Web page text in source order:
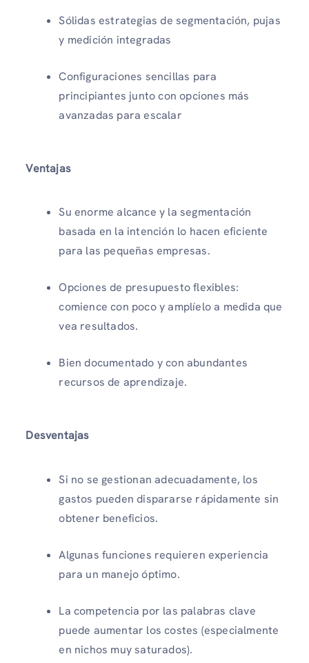
Sólidas estrategias de segmentación, pujas
y medición integradas
Configuraciones sencillas para
principiantes junto con opciones más
avanzadas para escalar
Ventajas
Su enorme alcance y la segmentación
basada en la intención lo hacen eficiente
para las pequeñas empresas.
Opciones de presupuesto flexibles:
comience con poco y amplíelo a medida que
vea resultados.
Bien documentado y con abundantes
recursos de aprendizaje.
Desventajas
Si no se gestionan adecuadamente, los
gastos pueden dispararse rápidamente sin
obtener beneficios.
Algunas funciones requieren experiencia
para un manejo óptimo.
La competencia por las palabras clave
puede aumentar los costes (especialmente
en nichos muy saturados).